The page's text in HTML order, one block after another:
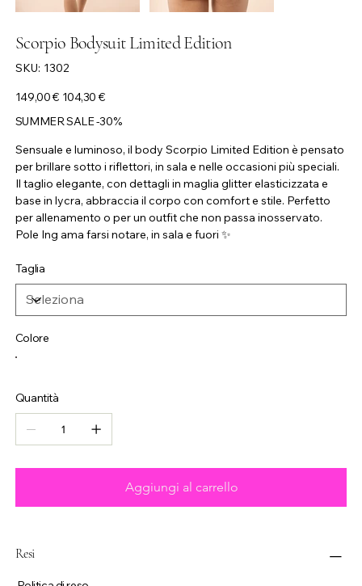
Scorpio Bodysuit Limited Edition
SKU: SKU
1302
1302
Prezzo
originale
149,00 €
Prezzo
scontato
104,30 €
SUMMER SALE -30%
Sensuale e luminoso, il body Scorpio Limited Edition è pensato
per brillare sotto i riflettori, in sala e nelle occasioni più speciali.
Il taglio elegante, con dettagli in maglia glitter elasticizzata e
base in lycra, abbraccia il corpo con comfort e stile. Perfetto
per allenamento o per un outfit che non passa inosservato.
Pole Ing ama farsi notare, in sala e fuori ✨
Taglia
Colore
Quantità
Aggiungi al carrello
Resi